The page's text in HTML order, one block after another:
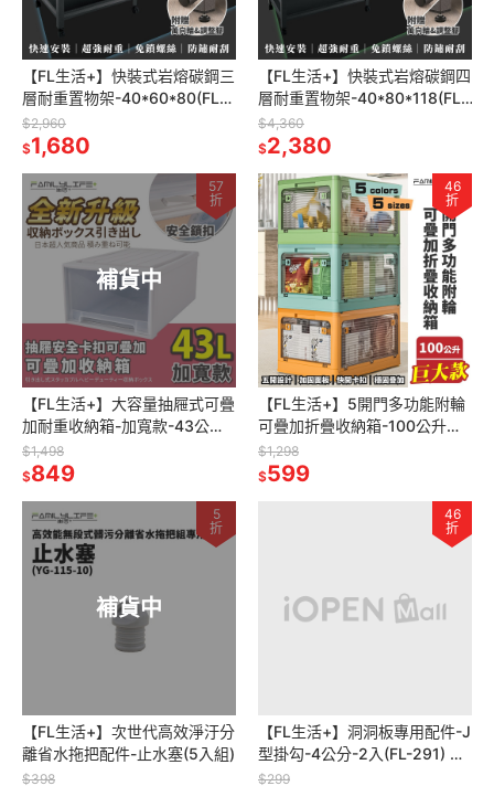
【FL生活+】快裝式岩熔碳鋼三
層耐重置物架-40*60*80(FL-
260)免螺絲 角鋼架 展示架 層
架 廚房層架 書架
$2,960
$1,680
【FL生活+】快裝式岩熔碳鋼四
層耐重置物架-40*80*118(FL-
268) 免螺絲 角鋼架 展示架 層
架 廚房層架
$4,360
$2,380
補貨中
57
折
【FL生活+】大容量抽屜式可疊
加耐重收納箱-加寬款-43公升
抽屜收納櫃 抽屜櫃 整理箱 免安
裝 衣物收納櫃
$1,498
$849
46
折
【FL生活+】5開門多功能附輪
可疊加折疊收納箱-100公升巨
大款(YG-141)收納櫃 置物箱 側
開收納箱 玩具收納箱
$1,298
$599
補貨中
5
折
【FL生活+】次世代高效淨汙分
離省水拖把配件-止水塞(5入組)
$398
46
折
【FL生活+】洞洞板專用配件-J
型掛勾-4公分-2入(FL-291) 牆
面收納 牆面裝飾 洞洞板配件 掛
$299